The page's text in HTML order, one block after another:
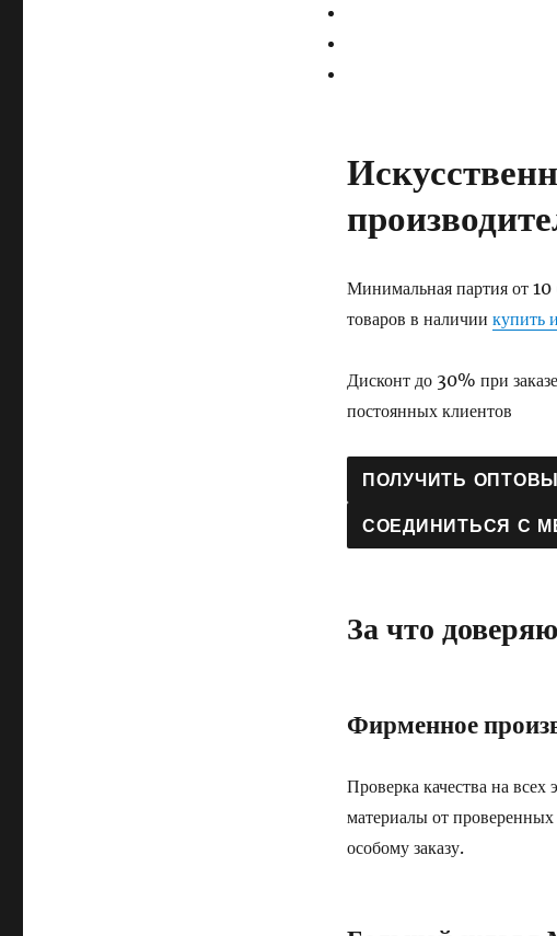
Минимальная партия от
товаров в наличии купить
Дисконт до 30% при
постоянных клиентов
ПОЛУЧИТЬ
СОЕДИНИТЬСЯ С
За что
Фирменное
Проверка качества на всех
материалы от
особому заказу.